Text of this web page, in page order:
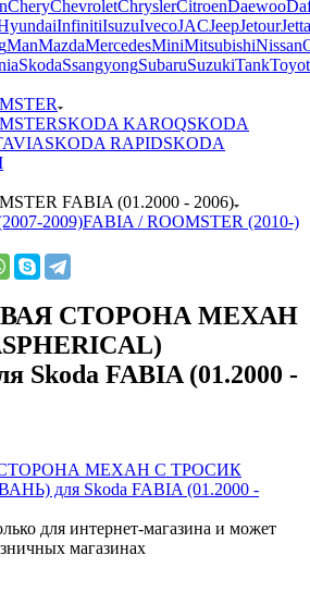
CheryChevroletChryslerCitroenDaewoo
InfinitiIsuzuIvecoJACJeepJetourJetta
ManMazdaMercedesMiniMitsubishiNissan
SkodaSsangyongSubaruSuzukiTank
SKODA KAROQSKODA
SKODA RAPIDSKODA
FABIA (01.2000 - 2006)
2009)FABIA / ROOMSTER (2010-)
СТОРОНА МЕХАН
Skoda FABIA (01.2000 -
для интернет-магазина и может
магазинах